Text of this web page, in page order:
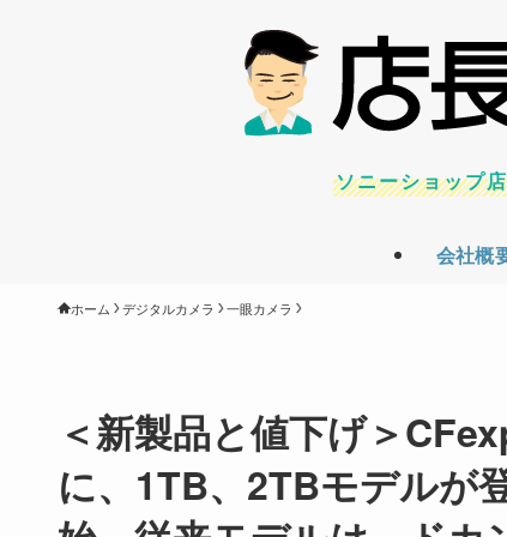
会社概
ソニーショップ
ホーム デジタルカメラ 一眼カメラ
＜新製品と値下げ＞
に、1TB、2TBモデルが